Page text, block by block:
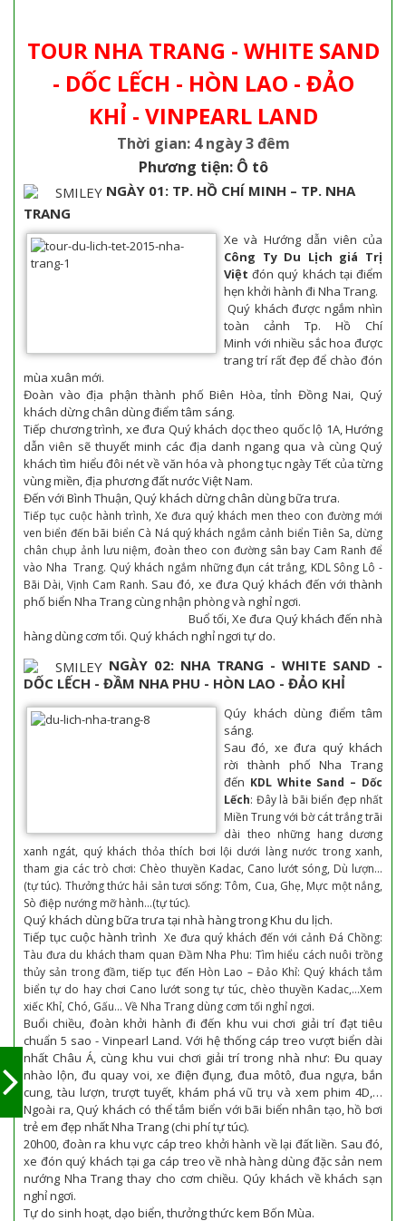
TOUR NHA TRANG - WHITE SAND
- DỐC LẾCH - HÒN LAO - ĐẢO
KHỈ - VINPEARL LAND
Thời gian: 4 ngày 3 đêm
Phương tiện: Ô tô
NGÀY 01: TP. HỒ CHÍ MINH – TP. NHA
TRANG
Xe và Hướng dẫn viên của
Công Ty Du Lịch giá Trị
Việt đón quý khách tại điểm
hẹn khởi hành đi Nha Trang.
Quý khách được ngắm nhìn
toàn cảnh Tp. Hồ Chí
Minh với nhiều sắc hoa được
trang trí rất đẹp để chào đón
mùa xuân mới.
Đoàn vào địa phận thành phố Biên Hòa, tỉnh Đồng Nai, Quý
khách dừng chân dùng điểm tâm sáng.
Tiếp chương trình, xe đưa Quý khách dọc theo quốc lộ 1A, Hướng
dẫn viên sẽ thuyết minh các địa danh ngang qua và cùng Quý
khách tìm hiểu đôi nét về văn hóa và phong tục ngày Tết của từng
vùng miền, địa phương đất nước Việt Nam.
Đến với Bình Thuận, Quý khách dừng chân dùng bữa trưa.
Tiếp tục cuộc hành trình, Xe đưa quý khách men theo con đường mới
ven biển đến bãi biển Cà Ná quý khách ngắm cảnh biển Tiên Sa, dừng
chân chụp ảnh lưu niệm, đoàn theo con đường sân bay Cam Ranh để
vào Nha Trang. Quý khách ngắm những đụn cát trắng, KDL Sông Lô -
Bãi Dài, Vịnh Cam Ranh. Sau đó, xe đưa Quý khách đến với thành
phố biển Nha Trang cùng nhận phòng và nghỉ ngơi.
Buổ tối, Xe đưa Quý khách đến nhà
hàng dùng cơm tối. Quý khách nghỉ ngơi tự do.
NGÀY 02: NHA TRANG - WHITE SAND -
DỐC LẾCH - ĐẦM NHA PHU - HÒN LAO - ĐẢO KHỈ
Qúy khách dùng điểm tâm
sáng.
Sau đó, xe đưa quý khách
rời thành phố Nha Trang
đến KDL White Sand – Dốc
Lếch: Đây là bãi biển đẹp nhất
Miền Trung với bờ cát trắng trãi
dài theo những hang dương
xanh ngát, quý khách thỏa thích bơi lội dưới làng nước trong xanh,
tham gia các trò chơi: Chèo thuyền Kadac, Cano lướt sóng, Dù lượn…
(tự túc). Thưởng thức hải sản tươi sống: Tôm, Cua, Ghẹ, Mực một nắng,
Sò điệp nướng mỡ hành…(tự túc).
Quý khách dùng bữa trưa tại nhà hàng trong Khu du lịch.
Tiếp tục cuộc hành trình Xe đưa quý khách đến với cảnh Đá Chồng:
Tàu đưa du khách tham quan Đầm Nha Phu: Tìm hiểu cách nuôi trồng
thủy sản trong đầm, tiếp tục đến Hòn Lao – Đảo Khỉ: Quý khách tắm
biển tự do hay chơi Cano lướt song tự túc, chèo thuyền Kadac,…Xem
xiếc Khỉ, Chó, Gấu... Về Nha Trang dùng cơm tối nghỉ ngơi.
Buổi chiều, đoàn khởi hành đi đến khu vui chơi giải trí đạt tiêu
chuẩn 5 sao - Vinpearl Land. Với hệ thống cáp treo vượt biển dài
nhất Châu Á, cùng khu vui chơi giải trí trong nhà như: Đu quay
nhào lộn, đu quay voi, xe điện đụng, đua môtô, đua ngựa, bắn
cung, tàu lượn, trượt tuyết, khám phá vũ trụ và xem phim 4D,…
Ngoài ra, Quý khách có thể tắm biển với bãi biển nhân tạo, hồ bơi
trẻ em đẹp nhất Nha Trang (chi phí tự túc).
20h00, đoàn ra khu vực cáp treo khởi hành về lại đất liền. Sau đó,
xe đón quý khách tại ga cáp treo về nhà hàng dùng đặc sản nem
nướng Nha Trang thay cho cơm chiều. Qúy khách về khách sạn
nghỉ ngơi.
Tự do sinh hoạt, dạo biển, thưởng thức kem Bốn Mùa.